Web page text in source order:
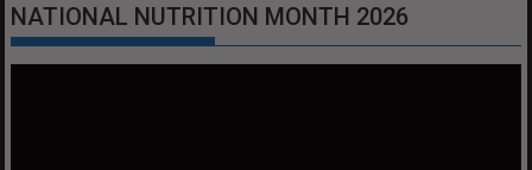
NATIONAL NUTRITION MONTH 2026